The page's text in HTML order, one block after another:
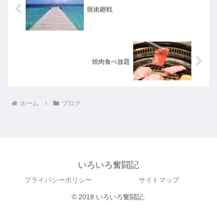
呪術廻戦
焼肉食べ放題
ホーム ブログ
いろいろ奮闘記
プライバシーポリシー サイトマップ
© 2018 いろいろ奮闘記.